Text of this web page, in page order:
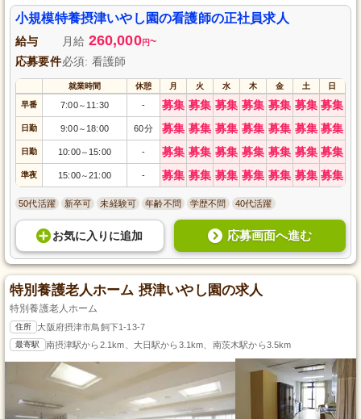
小規模特養摂津いやし園の看護師の正社員求人
給与 月給 260,000円~
応募要件必須: 看護師
就業時間 休憩 月 火 水 木 金 土 日
早番 7:00～ 11:30 - 募集 募集 募集 募集 募集 募集 募集
日勤 9:00～ 18:00 60分 募集 募集 募集 募集 募集 募集 募集
日勤 10:00～ 15:00 - 募集 募集 募集 募集 募集 募集 募集
準夜 15:00～21:00 - 募集 募集 募集 募集 募集 募集 募集
50代活躍 新卒可 未経験可 年齢不問 学歴不問 40代活躍
お気に入り に追加 応募画面へ進む
特別養護老人ホーム 摂津いやし園の求人
特別養護老人ホーム
住所 大阪府摂津市鳥飼下1-13-7
最寄駅 南摂津駅から2.1km、大日駅から3.1km、南茨木駅から3.5km